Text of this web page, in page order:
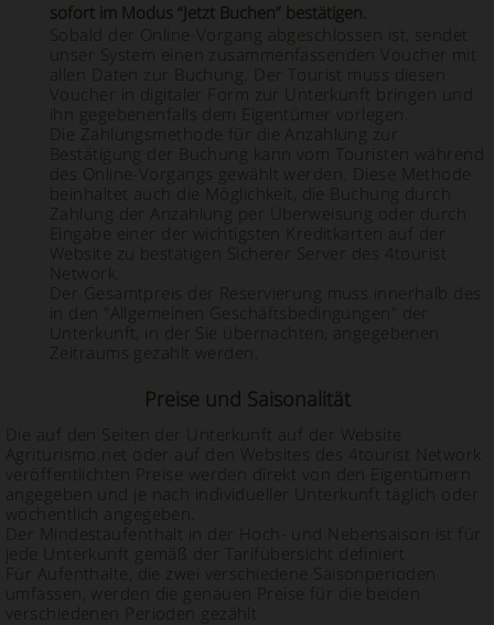
sofort im Modus “Jetzt Buchen” bestätigen.
Sobald der Online-Vorgang abgeschlossen ist, sendet
unser System einen zusammenfassenden Voucher mit
allen Daten zur Buchung. Der Tourist muss diesen
Voucher in digitaler Form zur Unterkunft bringen und
ihn gegebenenfalls dem Eigentümer vorlegen.
Die Zahlungsmethode für die Anzahlung zur
Bestätigung der Buchung kann vom Touristen während
des Online-Vorgangs gewählt werden. Diese Methode
beinhaltet auch die Möglichkeit, die Buchung durch
Zahlung der Anzahlung per Überweisung oder durch
Eingabe einer der wichtigsten Kreditkarten auf der
Website zu bestätigen Sicherer Server des 4tourist
Network.
Der Gesamtpreis der Reservierung muss innerhalb des
in den "Allgemeinen Geschäftsbedingungen" der
Unterkunft, in der Sie übernachten, angegebenen
Zeitraums gezahlt werden.
Preise und Saisonalität
Die auf den Seiten der Unterkunft auf der Website
Agriturismo.net oder auf den Websites des 4tourist Network
veröffentlichten Preise werden direkt von den Eigentümern
angegeben und je nach individueller Unterkunft täglich oder
wöchentlich angegeben.
Der Mindestaufenthalt in der Hoch- und Nebensaison ist für
jede Unterkunft gemäß der Tarifübersicht definiert
Für Aufenthalte, die zwei verschiedene Saisonperioden
umfassen, werden die genauen Preise für die beiden
verschiedenen Perioden gezählt